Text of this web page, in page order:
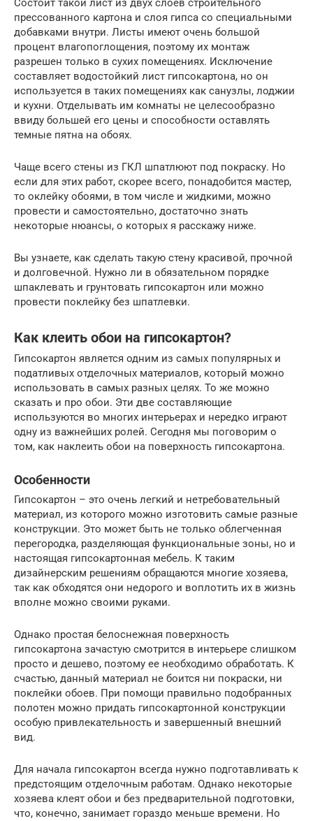
Состоит такой лист из двух слоев строительного
прессованного картона и слоя гипса со специальными
добавками внутри. Листы имеют очень большой
процент влагопоглощения, поэтому их монтаж
разрешен только в сухих помещениях. Исключение
составляет водостойкий лист гипсокартона, но он
используется в таких помещениях как санузлы, лоджии
и кухни. Отделывать им комнаты не целесообразно
ввиду большей его цены и способности оставлять
темные пятна на обоях.
Чаще всего стены из ГКЛ шпатлюют под покраску. Но
если для этих работ, скорее всего, понадобится мастер,
то оклейку обоями, в том числе и жидкими, можно
провести и самостоятельно, достаточно знать
некоторые нюансы, о которых я расскажу ниже.
Вы узнаете, как сделать такую стену красивой, прочной
и долговечной. Нужно ли в обязательном порядке
шпаклевать и грунтовать гипсокартон или можно
провести поклейку без шпатлевки.
Как клеить обои на гипсокартон?
Гипсокартон является одним из самых популярных и
податливых отделочных материалов, который можно
использовать в самых разных целях. То же можно
сказать и про обои. Эти две составляющие
используются во многих интерьерах и нередко играют
одну из важнейших ролей. Сегодня мы поговорим о
том, как наклеить обои на поверхность гипсокартона.
Особенности
Гипсокартон – это очень легкий и нетребовательный
материал, из которого можно изготовить самые разные
конструкции. Это может быть не только облегченная
перегородка, разделяющая функциональные зоны, но и
настоящая гипсокартонная мебель. К таким
дизайнерским решениям обращаются многие хозяева,
так как обходятся они недорого и воплотить их в жизнь
вполне можно своими руками.
Однако простая белоснежная поверхность
гипсокартона зачастую смотрится в интерьере слишком
просто и дешево, поэтому ее необходимо обработать. К
счастью, данный материал не боится ни покраски, ни
поклейки обоев. При помощи правильно подобранных
полотен можно придать гипсокартонной конструкции
особую привлекательность и завершенный внешний
вид.
Для начала гипсокартон всегда нужно подготавливать к
предстоящим отделочным работам. Однако некоторые
хозяева клеят обои и без предварительной подготовки,
что, конечно, занимает гораздо меньше времени. Но